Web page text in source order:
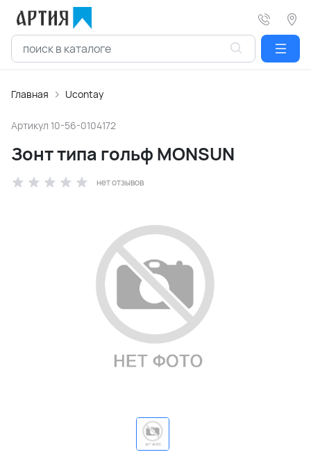
Главная Ucontay
Артикул 10-56-0104172
Зонт типа гольф MONSUN
нет отзывов